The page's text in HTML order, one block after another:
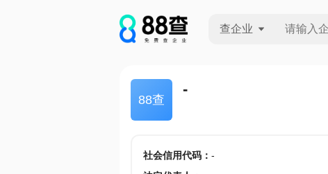
查企业
88查
-
社会信用代码： -